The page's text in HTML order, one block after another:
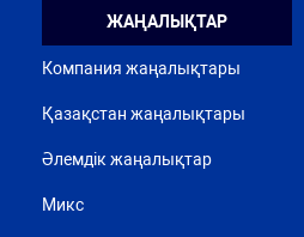
ЖАҢАЛЫҚТАР
Компания жаңалықтары
Қазақстан жаңалықтары
Әлемдік жаңалықтар
Микс